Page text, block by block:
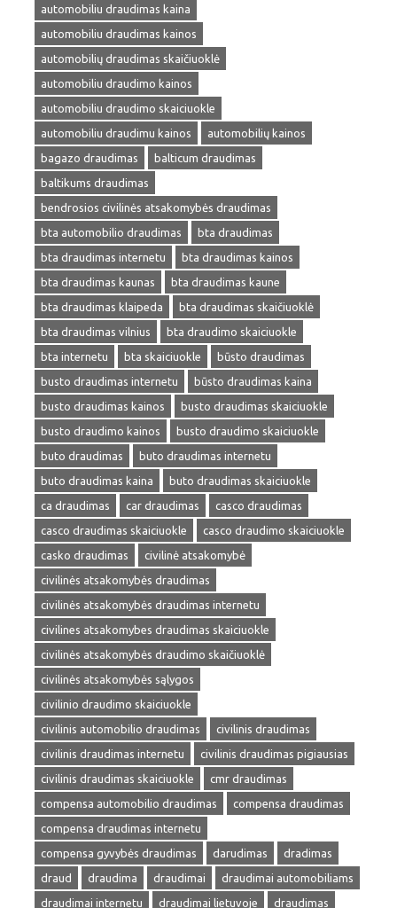
automobiliu draudimas kaina
automobiliu draudimas kainos
automobilių draudimas skaičiuoklė
automobiliu draudimo kainos
automobiliu draudimo skaiciuokle
automobiliu draudimu kainos
automobilių kainos
bagazo draudimas
balticum draudimas
baltikums draudimas
bendrosios civilinės atsakomybės draudimas
bta automobilio draudimas
bta draudimas
bta draudimas internetu
bta draudimas kainos
bta draudimas kaunas
bta draudimas kaune
bta draudimas klaipeda
bta draudimas skaičiuoklė
bta draudimas vilnius
bta draudimo skaiciuokle
bta internetu
bta skaiciuokle
būsto draudimas
busto draudimas internetu
būsto draudimas kaina
busto draudimas kainos
busto draudimas skaiciuokle
busto draudimo kainos
busto draudimo skaiciuokle
buto draudimas
buto draudimas internetu
buto draudimas kaina
buto draudimas skaiciuokle
ca draudimas
car draudimas
casco draudimas
casco draudimas skaiciuokle
casco draudimo skaiciuokle
casko draudimas
civilinė atsakomybė
civilinės atsakomybės draudimas
civilinės atsakomybės draudimas internetu
civilines atsakomybes draudimas skaiciuokle
civilinės atsakomybės draudimo skaičiuoklė
civilinės atsakomybės sąlygos
civilinio draudimo skaiciuokle
civilinis automobilio draudimas
civilinis draudimas
civilinis draudimas internetu
civilinis draudimas pigiausias
civilinis draudimas skaiciuokle
cmr draudimas
compensa automobilio draudimas
compensa draudimas
compensa draudimas internetu
compensa gyvybės draudimas
darudimas
dradimas
draud
draudima draudimai
draudimai automobiliams
draudimai internetu
draudimai lietuvoje
draudimas